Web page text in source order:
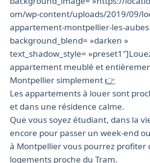
om/wp-content/uploads/2019/09/
appartement-montpellier-les-
background_blend= »darken »
text_shadow_style=
appartement meublé et
Montpellier simplement👉
Les appartements à louer sont
et dans une résidence calme.
Que vous soyez étudiant, dans la
encore pour passer un week-end
à Montpellier vous pourrez profiter
logements proche du Tram.